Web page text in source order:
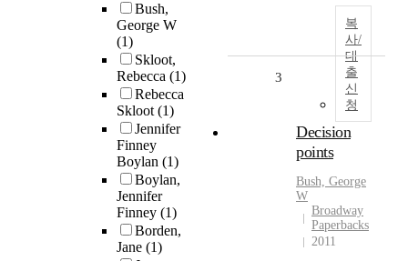
Bush,
George W
(1)
Skloot,
Rebecca (1)
Rebecca
Skloot(1)
Jennifer
Finney
Boylan (1)
Boylan,
Jennifer
Finney (1)
Borden,
Jane (1)
복
사/
대
출
신
청
3
Decision
points
Bush, George
W
Broadway
Paperbacks
2011